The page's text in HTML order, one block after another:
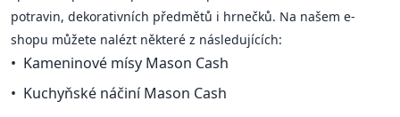
potravin, dekorativních předmětů i hrnečků. Na našem e-
shopu můžete nalézt některé z následujících:
Kameninové mísy Mason Cash
Kuchyňské náčiní Mason Cash